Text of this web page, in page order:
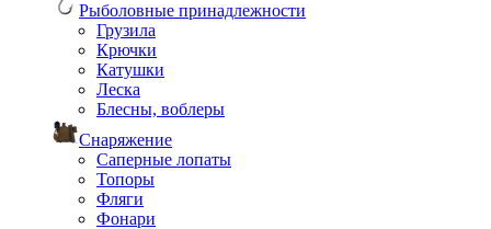
Рыболовные принадлежности
Грузила
Крючки
Катушки
Леска
Блесны, воблеры
Снаряжение
Саперные лопаты
Топоры
Фляги
Фонари